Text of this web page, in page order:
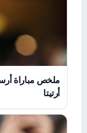
ملخص مباراة
أرتيتا